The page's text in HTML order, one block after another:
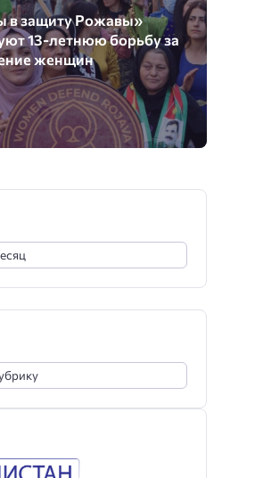
защиту Рожавы»
13-летнюю борьбу за
женщин